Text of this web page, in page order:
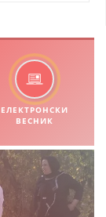
ЕЛЕКТРОНСКИ
ВЕСНИК